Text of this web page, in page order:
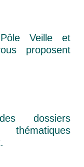
Veille et
proposent
dossiers